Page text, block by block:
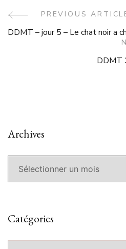
Post
PREVIOUS
DDMT – jour 5 – Le chat noir a
DDMT
Archives
Catégories